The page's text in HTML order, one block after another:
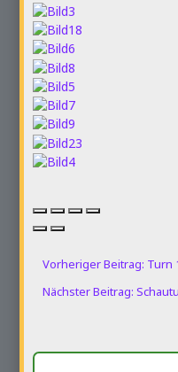
Vorheriger Beitrag: Turn
Nächster Beitrag: